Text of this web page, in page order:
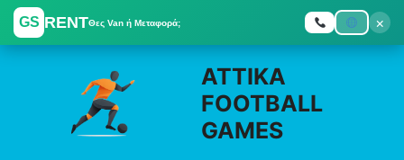
GS RENTΘες Van ή Μεταφορά;
×
Skip
ATTIKA
FOOTBALL
GAMES